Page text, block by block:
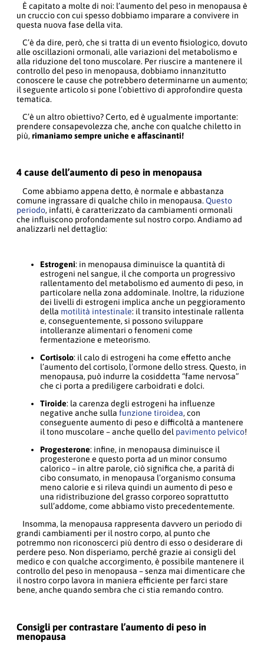
È capitato a molte di noi: l’aumento del peso in menopausa è
un cruccio con cui spesso dobbiamo imparare a convivere in
questa nuova fase della vita.
C’è da dire, però, che si tratta di un evento fisiologico, dovuto
alle oscillazioni ormonali, alle variazioni del metabolismo e
alla riduzione del tono muscolare. Per riuscire a mantenere il
controllo del peso in menopausa, dobbiamo innanzitutto
conoscere le cause che potrebbero determinarne un aumento;
il seguente articolo si pone l’obiettivo di approfondire questa
tematica.
C’è un altro obiettivo? Certo, ed è ugualmente importante:
prendere consapevolezza che, anche con qualche chiletto in
più, rimaniamo sempre uniche e affascinanti!
4 cause dell’aumento di peso in menopausa
Come abbiamo appena detto, è normale e abbastanza
comune ingrassare di qualche chilo in menopausa. Questo
periodo, infatti, è caratterizzato da cambiamenti ormonali
che influiscono profondamente sul nostro corpo. Andiamo ad
analizzarli nel dettaglio:
Estrogeni: in menopausa diminuisce la quantità di
estrogeni nel sangue, il che comporta un progressivo
rallentamento del metabolismo ed aumento di peso, in
particolare nella zona addominale. Inoltre, la riduzione
dei livelli di estrogeni implica anche un peggioramento
della motilità intestinale: il transito intestinale rallenta
e, conseguentemente, si possono sviluppare
intolleranze alimentari o fenomeni come
fermentazione e meteorismo.
Cortisolo: il calo di estrogeni ha come effetto anche
l’aumento del cortisolo, l’ormone dello stress. Questo, in
menopausa, può indurre la cosiddetta “fame nervosa”
che ci porta a prediligere carboidrati e dolci.
Tiroide: la carenza degli estrogeni ha influenze
negative anche sulla funzione tiroidea, con
conseguente aumento di peso e difficoltà a mantenere
il tono muscolare – anche quello del pavimento pelvico!
Progesterone: infine, in menopausa diminuisce il
progesterone e questo porta ad un minor consumo
calorico – in altre parole, ciò significa che, a parità di
cibo consumato, in menopausa l’organismo consuma
meno calorie e si rileva quindi un aumento di peso e
una ridistribuzione del grasso corporeo soprattutto
sull’addome, come abbiamo visto precedentemente.
Insomma, la menopausa rappresenta davvero un periodo di
grandi cambiamenti per il nostro corpo, al punto che
potremmo non riconoscerci più dentro di esso o desiderare di
perdere peso. Non disperiamo, perché grazie ai consigli del
medico e con qualche accorgimento, è possibile mantenere il
controllo del peso in menopausa – senza mai dimenticare che
il nostro corpo lavora in maniera efficiente per farci stare
bene, anche quando sembra che ci stia remando contro.
Consigli per contrastare l’aumento di peso in
menopausa